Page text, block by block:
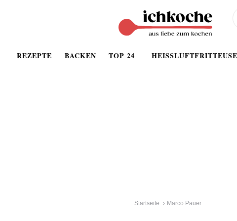
REZEPTE BACKEN TOP 24 HEISSLUFTFRITTEUSE
Startseite Marco Pauer